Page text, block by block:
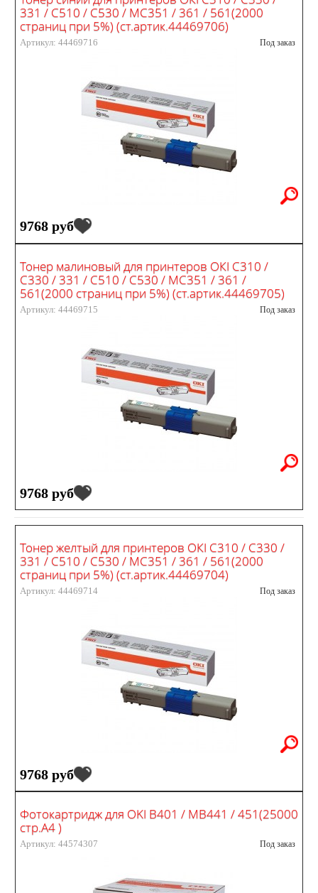
331 / C510 / C530 / MC351 / 361 / 561(2000
страниц при 5%) (ст.артик.44469706)
Артикул: 44469716 Под заказ
9768 руб
Тонер малиновый для принтеров ОКI C310 /
C330 / 331 / C510 / C530 / MC351 / 361 /
561(2000 страниц при 5%) (ст.артик.44469705)
Артикул: 44469715 Под заказ
9768 руб
Тонер желтый для принтеров ОКI C310 / C330 /
331 / C510 / C530 / MC351 / 361 / 561(2000
страниц при 5%) (ст.артик.44469704)
Артикул: 44469714 Под заказ
9768 руб
Фотокартридж для OKI B401 / MB441 / 451(25000
стр.А4 )
Артикул: 44574307 Под заказ